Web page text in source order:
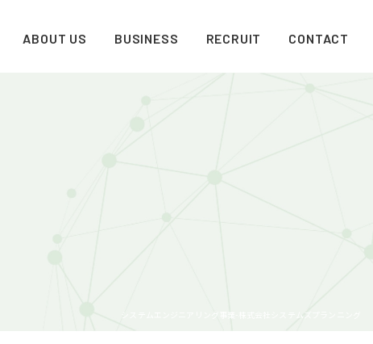
ABOUT US BUSINESS RECRUIT CONTACT
システムエンジニアリング事業-株式会社システムズプランニング